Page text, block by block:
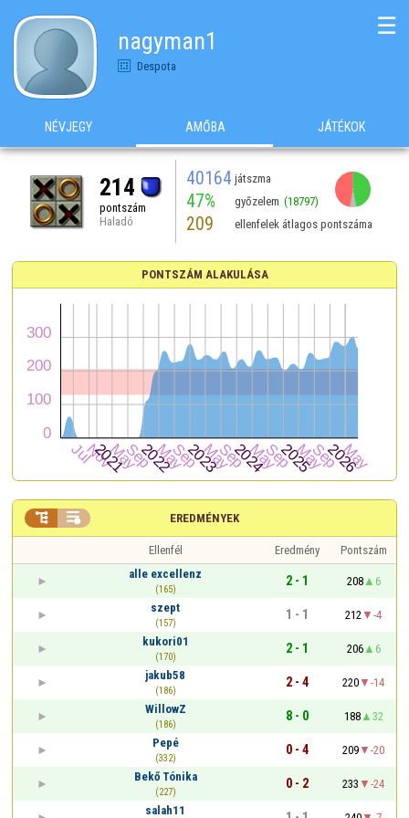
nagyman1
Despota
☰
NÉVJEGY AMŐBA JÁTÉKOK
214
pontszám
Haladó
40164 játszma
47% győzelem (18797)
209 ellenfelek átlagos pontszáma
PONTSZÁM ALAKULÁSA
EREDMÉNYEK
 
Ellenfél Eredmény
Pontszám
alle excellenz
(165)
2 - 1 208
6
szept
(157)
1 - 1 212
-4
kukori01
(170)
2 - 1 206
6
jakub58
(186)
2 - 4 220
-14
WillowZ
(186)
8 - 0 188
32
Pepé
(332)
0 - 4 209
-20
Bekő Tónika
(227)
0 - 2 233
-24
salah11